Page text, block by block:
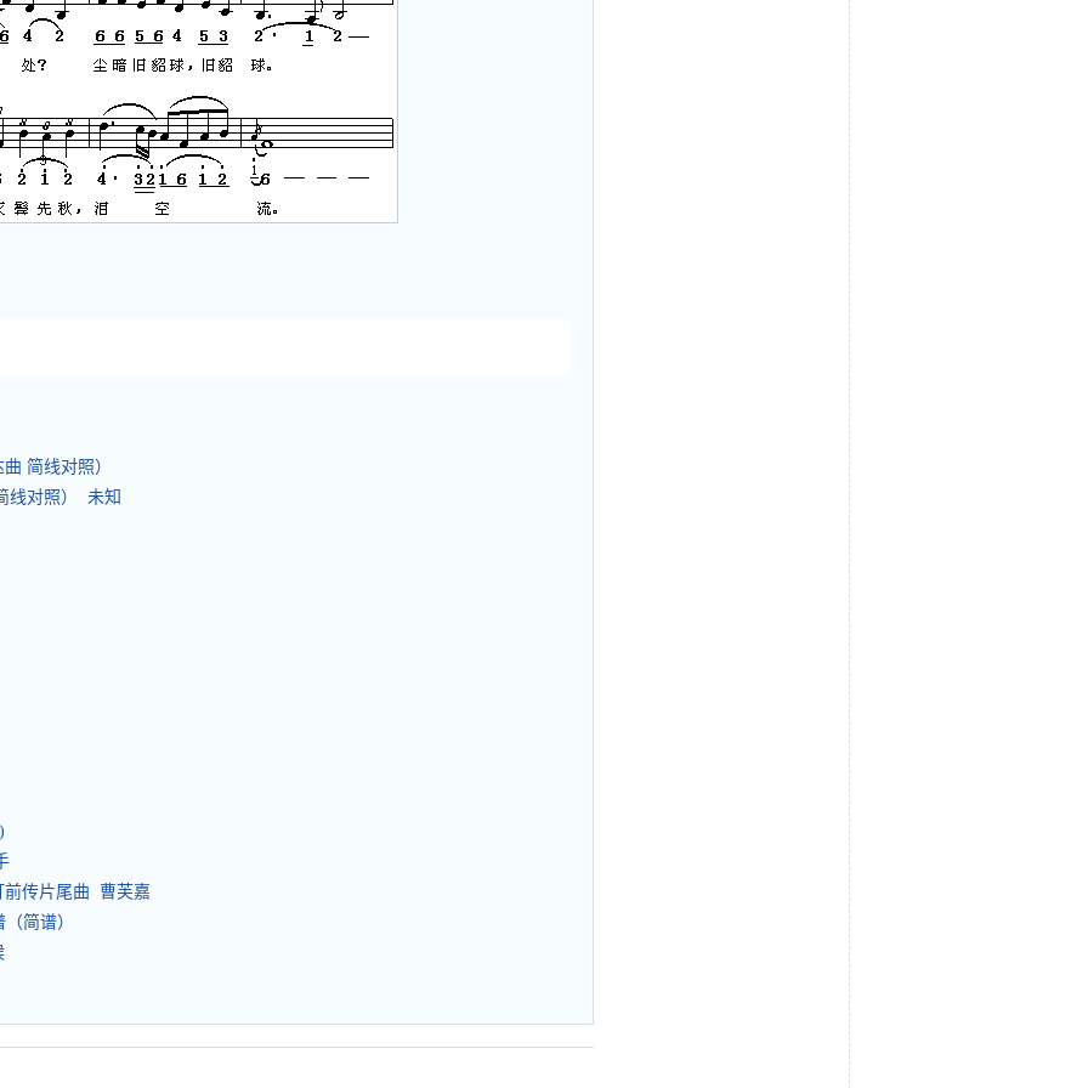
简线对照）
线对照） 未知
传片尾曲 曹芙嘉
（简谱）